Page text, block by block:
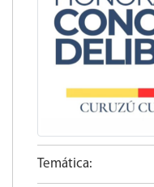
Temática: